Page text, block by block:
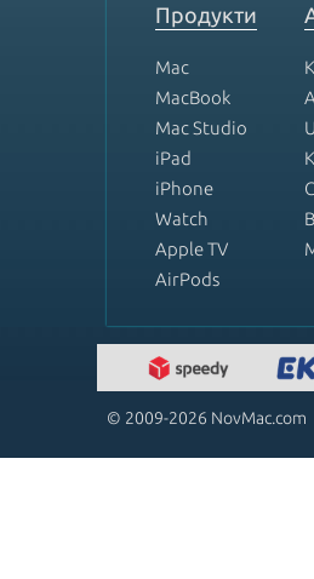
Продукти
Mac
MacBook
Mac Studio
iPad
iPhone
Watch
Apple TV
AirPods
© 2009-2026 NovMac.com